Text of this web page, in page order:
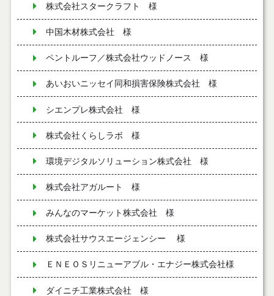
株式会社スタークラフト 様
中国木材株式会社 様
ペントルーフ／株式会社ウッドノース 様
あいおいニッセイ同和損害保険株式会社 様
シエンプレ株式会社 様
株式会社くらしラボ 様
環境デジタルソリューション株式会社 様
株式会社アガルート 様
みんなのマーケット株式会社 様
株式会社サウスエージェンシー 様
ＥＮＥＯＳリニューアブル・エナジー株式会社様
ダイニチ工業株式会社 様